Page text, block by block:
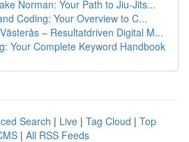
Norman: Your Path to Jiu-Jits...
Coding: Your Overview to C...
– Resultatdriven Digital M...
Your Complete Keyword Handbook
Search | Live | Tag Cloud | Top
| All RSS Feeds